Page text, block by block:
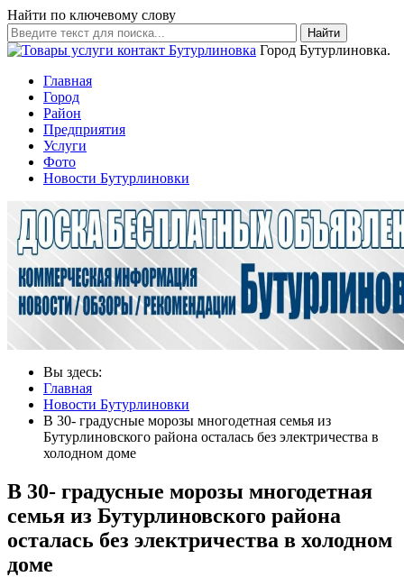
Найти по ключевому слову
Найти
Город Бутурлиновка.
Главная
Город
Район
Предприятия
Услуги
Фото
Новости Бутурлиновки
Вы здесь:
Главная
Новости Бутурлиновки
В 30- градусные морозы многодетная семья из
Бутурлиновского района осталась без электричества в
холодном доме
В 30- градусные морозы многодетная
семья из Бутурлиновского района
осталась без электричества в холодном
доме